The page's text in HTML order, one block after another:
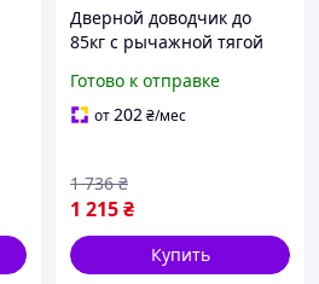
Дверной доводчик до
85кг с рычажной тягой
Доводчик дверной /
Доводчик на входную
Готово к отправке
от202₴/мес
1 215₴
1 736 ₴
Купить